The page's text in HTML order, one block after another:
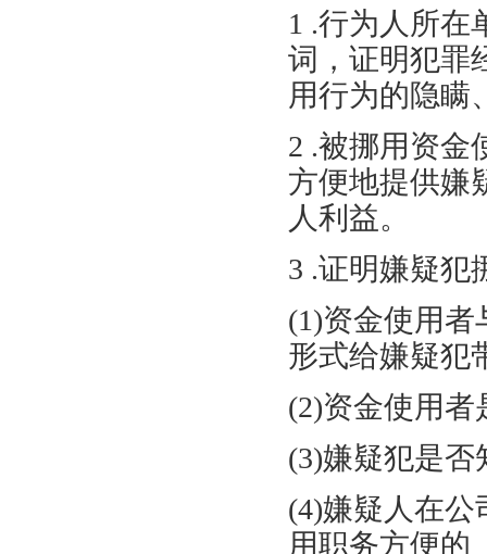
1 .行为人所在
词，证明犯罪
用行为的隐瞒
2 .被挪用资金
方便地提供嫌
人利益。
3 .证明嫌疑犯
(1)资金使用者
形式给嫌疑犯
(2)资金使用者
(3)嫌疑犯是否
(4)嫌疑人在公
用职务方便的